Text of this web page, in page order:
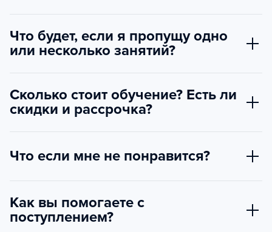
Что будет, если я пропущу одно
или несколько занятий?
Сколько стоит обучение? Есть ли
скидки и рассрочка?
Что если мне не понравится?
Как вы помогаете с
поступлением?